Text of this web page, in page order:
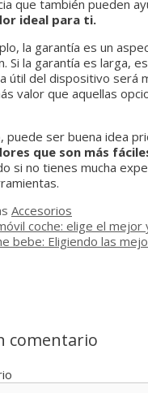
que también pueden
ideal para ti.
la garantía es un
Si la garantía es larga,
útil del dispositivo será
valor que aquellas
puede ser buena idea
que son más
si no tienes mucha
Accesorios
coche: elige el mejor
bebe: Eligiendo las
comentario